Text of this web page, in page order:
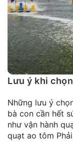
lắp
đặt
Quy
định
Blog
chia
sẻ
Liên
hệ
Lưu ý khi
Những lưu ý
bà con cần hết
như vận hành
quạt ao tôm